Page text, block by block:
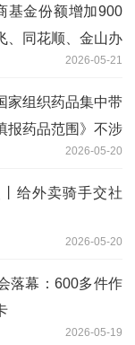
基金份额增加900
、同花顺、金山办
2026-05-21
家组织药品集中带
报药品范围》不涉
2026-05-20
给外卖骑手交社
2026-05-20
落幕：600多件作
2026-05-19